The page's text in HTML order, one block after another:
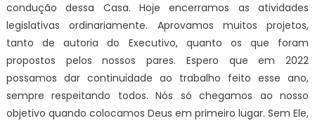
condução dessa Casa. Hoje encerramos as atividades
legislativas ordinariamente. Aprovamos muitos projetos,
tanto de autoria do Executivo, quanto os que foram
propostos pelos nossos pares. Espero que em 2022
possamos dar continuidade ao trabalho feito esse ano,
sempre respeitando todos. Nós só chegamos ao nosso
objetivo quando colocamos Deus em primeiro lugar. Sem Ele,